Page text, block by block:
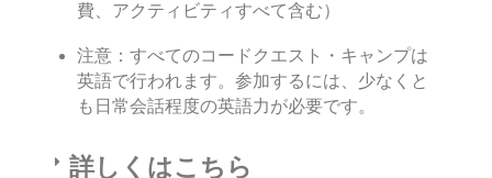
費、アクティビティすべて含む）
注意：すべてのコードクエスト・キャンプは
英語で行われます。参加するには、少なくと
も日常会話程度の英語力が必要です。
詳しくはこちら